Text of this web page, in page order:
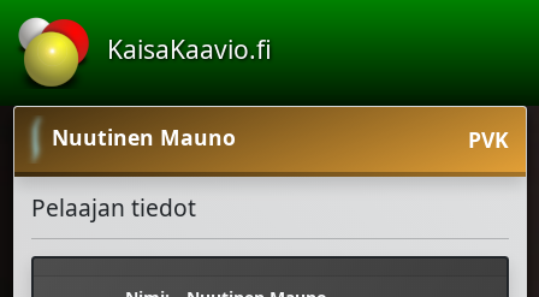
KaisaKaavio.fi
Nuutinen Mauno PVK
Pelaajan tiedot